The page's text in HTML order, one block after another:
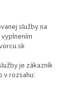
služby na
je zákazník
v rozsahu: